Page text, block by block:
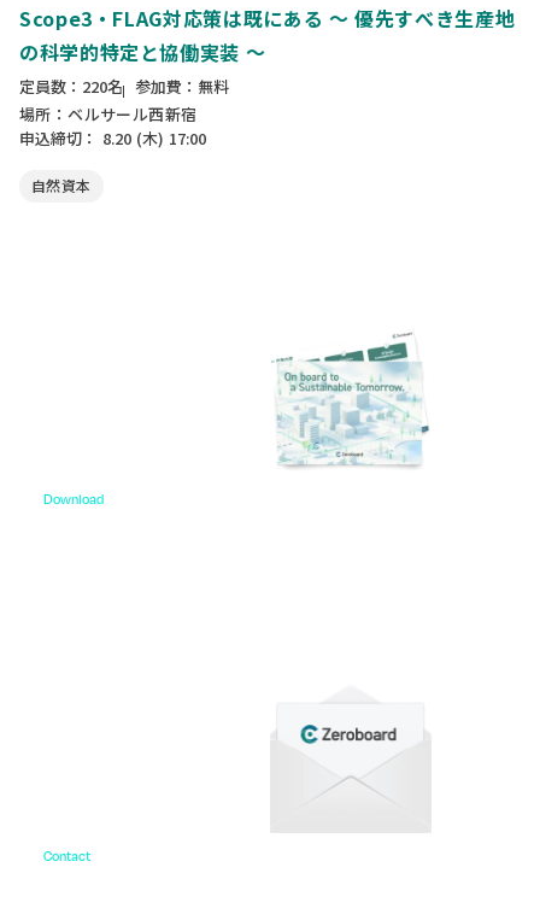
Scope3・FLAG対応策は既にある ～ 優先すべき生産地
の科学的特定と協働実装 ～
定員数：220名 参加費：無料
場所：ベルサール西新宿
申込締切： 8.20 (木) 17:00
自然資本
Download
Contact